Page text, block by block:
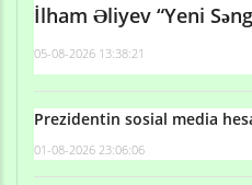
İlham Əliyev “Yeni
05-08-2026 13:38:21
Prezidentin sosial media
01-08-2026 23:06:06